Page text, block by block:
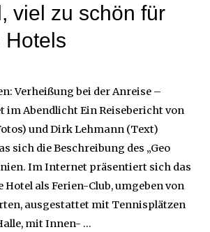
viel zu schön für
Hotels
Verheißung bei der Anreise –
im Abendlicht Ein Reisebericht von
und Dirk Lehmann (Text)
sich die Beschreibung des „Geo
Im Internet präsentiert sich das
Hotel als Ferien-Club, umgeben von
ausgestattet mit Tennisplätzen
mit Innen- …